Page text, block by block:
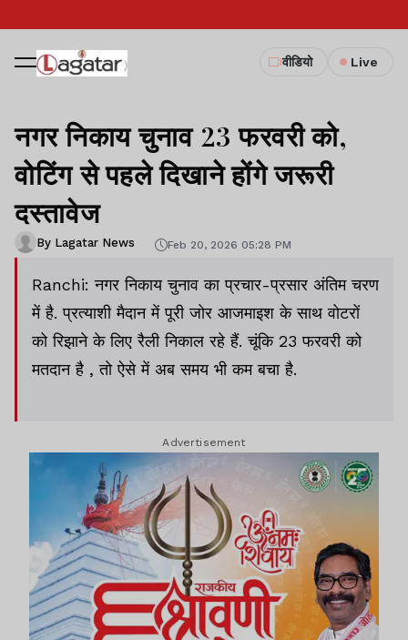
वीडियो Live
नगर निकाय चुनाव 23 फरवरी को,
वोटिंग से पहले दिखाने होंगे जरूरी
दस्तावेज
By Lagatar News Feb 20, 2026 05:28 PM
Ranchi: नगर निकाय चुनाव का प्रचार-प्रसार अंतिम चरण
में है. प्रत्याशी मैदान में पूरी जोर आजमाइश के साथ वोटरों
को रिझाने के लिए रैली निकाल रहे हैं. चूंकि 23 फरवरी को
मतदान है , तो ऐसे में अब समय भी कम बचा है.
Advertisement